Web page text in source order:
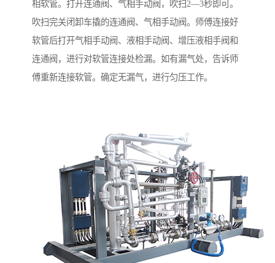
相软管。打开连通阀、气相手动阀，吹扫2—3秒即可。
吹扫完关闭卸车撬的连通阀、气相手动阀。师傅连接好
软管后打开气相手动阀、液相手动阀、增压液相手阀和
连通阀，进行对软管连接处检漏。如有漏气处，告诉师
傅重新连接软管。确定无漏气，进行匀压工作。